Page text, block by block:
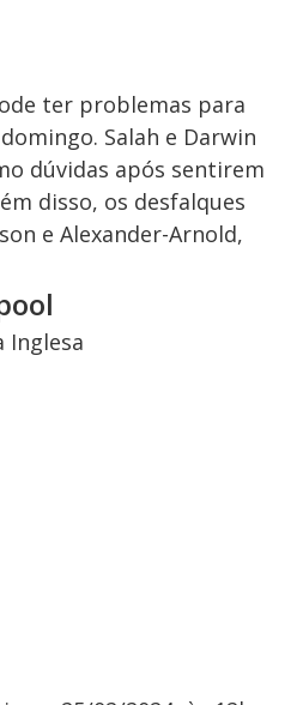
ter problemas para
Salah e Darwin
dúvidas após sentirem
disso, os desfalques
e Alexander-Arnold,
Inglesa